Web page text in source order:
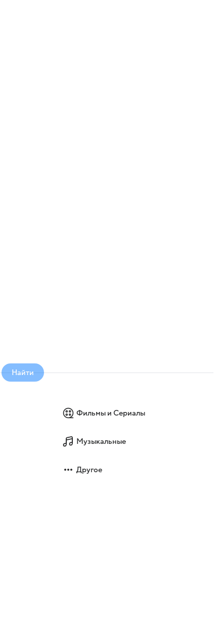
Найти
Фильмы и Сериалы
Музыкальные
Другое